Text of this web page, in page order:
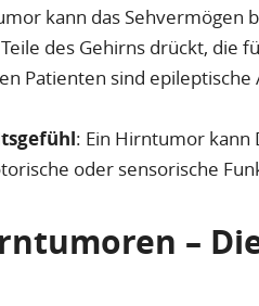
kann das Sehvermögen
des Gehirns drückt, die
Patienten sind
: Ein Hirntumor
oder sensorische
–